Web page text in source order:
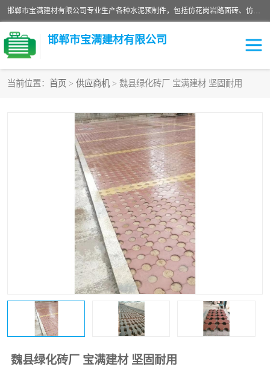
邯郸市宝满建材有限公司专业生产各种水泥预制件，包括仿花岗岩路面砖、仿花岗岩人行道砖、仿花岗岩路侧石、烧结砖、植草砖、码头砖连锁块、仿花岗岩路侧石、沙井盖、水泥盖板等各种水泥制品
邯郸市宝满建材有限公司
当前位置： 首页 > 供应商机 > 魏县绿化砖厂 宝满建材 坚固耐用
魏县绿化砖厂 宝满建材 坚固耐用
混凝土路沿石
便道砖
花岗岩路岩石 盲道砖
pc仿石砖